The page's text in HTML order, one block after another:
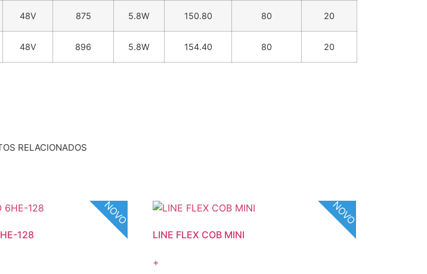
48V 875 5.8W 150.80 80 20
48V 896 5.8W 154.40 80 20
RELACIONADOS
NOVO
128
NOVO
LINE FLEX COB MINI
+